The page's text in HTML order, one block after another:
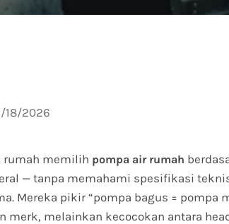
18/2026
rumah memilih pompa air rumah
— tanpa memahami spesifikasi
Mereka pikir “pompa bagus = pompa
merk, melainkan kecocokan antara